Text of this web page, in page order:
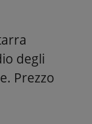
degli
Prezzo